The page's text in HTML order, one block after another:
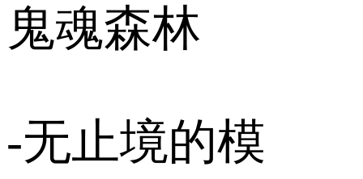
鬼魂森林
-无止境的模